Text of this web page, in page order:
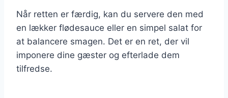
Når retten er færdig, kan du servere den med
en lækker flødesauce eller en simpel salat for
at balancere smagen. Det er en ret, der vil
imponere dine gæster og efterlade dem
tilfredse.